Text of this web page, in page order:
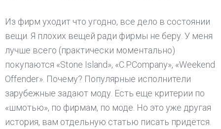
Из фирм уходит что угодно, все дело в состоянии
вещи. Я плохих вещей ради фирмы не беру. У меня
лучше всего (практически моментально)
покупаются «Stone Island», «С.P.Company», «Weekend
Offender». Почему? Популярные исполнители
зарубежные задают моду. Есть еще критерии по
«шмотью», по фирмам, по моде. Но это уже другая
история, вам отдельную статью писать придётся.